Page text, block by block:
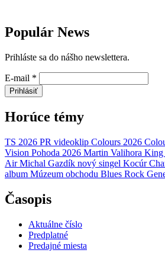
Populár News
Prihláste sa do nášho newslettera.
E-mail *
Prihlásiť
Horúce témy
TS 2026 PR videoklip Colours 2026
Vision Pohoda 2026 Martin Valihora King
Air Michal Gazdík nový singel Kocúr
album Múzeum obchodu Blues Rock
Časopis
Aktuálne číslo
Predplatné
Predajné miesta